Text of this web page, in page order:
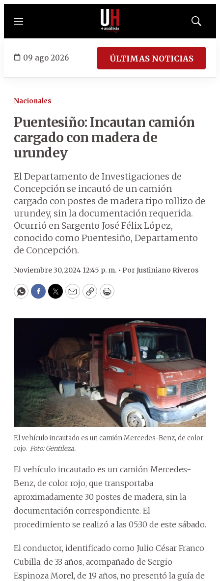
Menú
Mostrar
09 ago 2026 ÚLTIMAS NOTICIAS
Nacionales
Puentesiño: Incautan camión
cargado con madera de
urundey
El Departamento de Investigaciones de
Concepción se incautó de un camión
cargado con postes de madera tipo rollizo de
urundey, sin la documentación requerida.
Ocurrió en Sargento José Félix López,
conocido como Puentesiño, Departamento
de Concepción.
Noviembre 30, 2024 12:45 p. m. • PorJustiniano Riveros
WhatsApp
Facebook
Twitter
EmailCopyPrint
El vehículo incautado es un camión Mercedes-Benz, de color
rojo. Foto: Gentileza.
El vehículo incautado es un camión Mercedes-
Benz, de color rojo, que transportaba
aproximadamente 30 postes de madera, sin la
documentación correspondiente. El
procedimiento se realizó a las 05:30 de este sábado.
El conductor, identificado como Julio César Franco
Cubilla, de 33 años, acompañado de Sergio
Espinoza Morel, de 19 años, no presentó la guía de